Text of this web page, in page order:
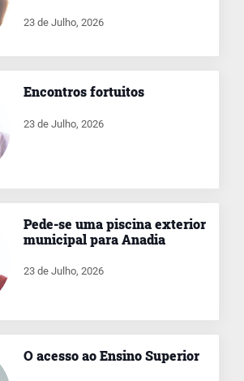
23 de Julho, 2026
Encontros fortuitos
23 de Julho, 2026
Pede-se uma piscina exterior
municipal para Anadia
23 de Julho, 2026
O acesso ao Ensino Superior